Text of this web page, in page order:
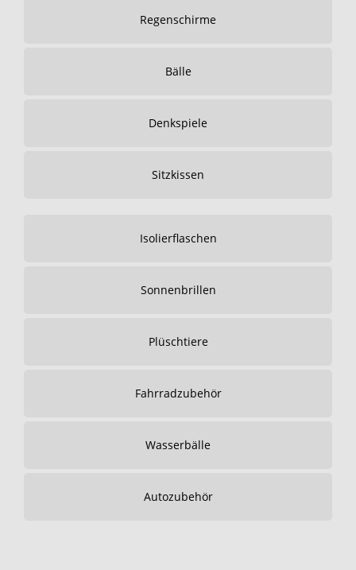
Regenschirme
Bälle
Denkspiele
Sitzkissen
Isolierflaschen
Sonnenbrillen
Plüschtiere
Fahrradzubehör
Wasserbälle
Autozubehör